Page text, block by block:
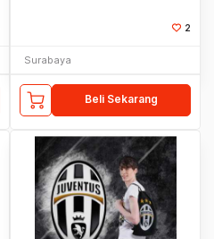
2
Surabaya
Beli Sekarang